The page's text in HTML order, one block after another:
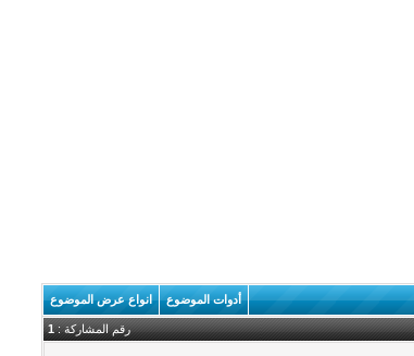
أدوات الموضوع انواع عرض الموضوع
رقم المشاركة :1